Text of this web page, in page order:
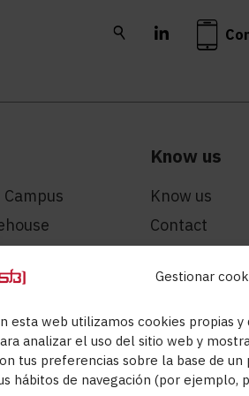
Gestionar
esta web utilizamos cookies propias
analizar el uso del sitio web y
tus preferencias sobre la base de
hábitos de navegación (por ejemplo,
BuscarLinkedIn
– Dublin
del Vallès
Know us
Know us
Contact
Aids